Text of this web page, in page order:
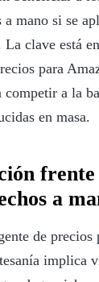
a mano si se
La clave está
para
competir a la
en masa.
a
de precios
implica